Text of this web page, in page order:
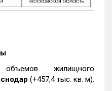
жилищного
(+457,4 тыс. кв. м).